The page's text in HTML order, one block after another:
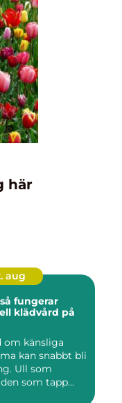
här
aug
fungerar
klädvård på
om känsliga
kan snabbt bli
Ull som
som tapp...